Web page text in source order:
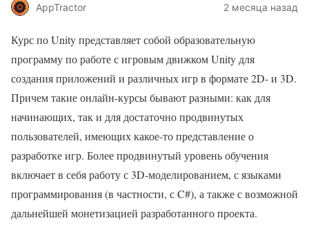
AppTractor 2 месяца назад
Курс по Unity представляет собой образовательную
программу по работе с игровым движком Unity для
создания приложений и различных игр в формате 2D- и 3D.
Причем такие онлайн-курсы бывают разными: как для
начинающих, так и для достаточно продвинутых
пользователей, имеющих какое-то представление о
разработке игр. Более продвинутый уровень обучения
включает в себя работу с 3D-моделированием, с языками
программирования (в частности, с C#), а также с возможной
дальнейшей монетизацией разработанного проекта.